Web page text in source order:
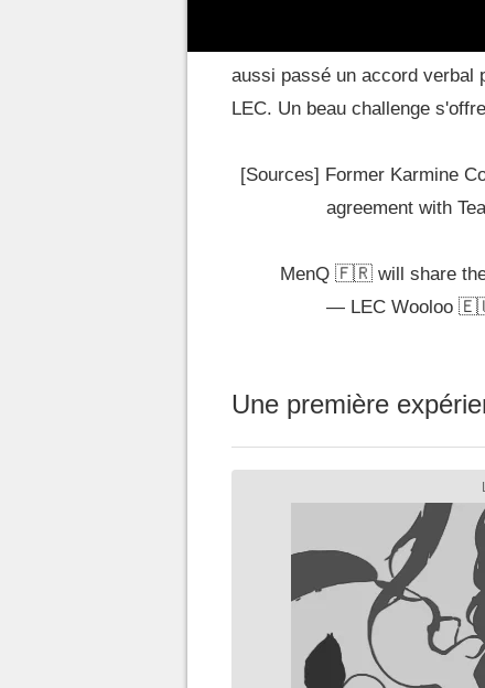
aussi passé un accord verbal
LEC. Un beau challenge
[Sources] Former Karmine
agreement with
MenQ 🇫🇷 will share
— LEC Wooloo
Une première